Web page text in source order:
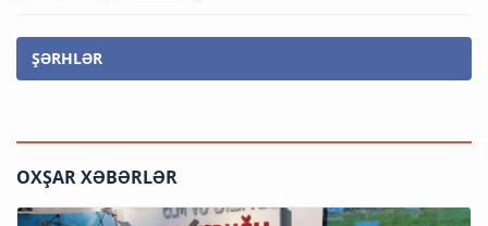
ŞƏRHLƏR
OXŞAR XƏBƏRLƏR